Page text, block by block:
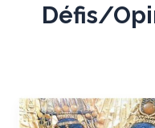
Défis/